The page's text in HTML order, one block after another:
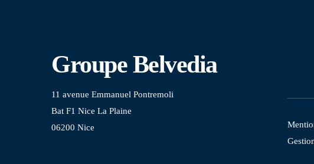
Groupe Belvedia
11 avenue Emmanuel Pontremoli
Bat F1 Nice La Plaine
06200 Nice